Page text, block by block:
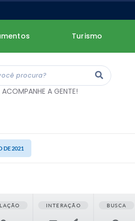
Turismo
ACOMPANHE A GENTE!
DE 2021
INTERAÇÃO BUSCA